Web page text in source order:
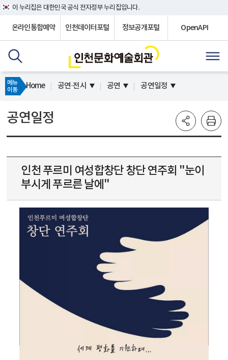
이 누리집은 대한민국 공식 전자정부 누리집입니다.
온라인통합예약 인천데이터포털 정보공개포털 OpenAPI
메뉴
이동
Home 공연·전시 공연 공연일정
공연일정
인천 푸르미 여성합창단 창단 연주회 "눈이
부시게 푸르른 날에"